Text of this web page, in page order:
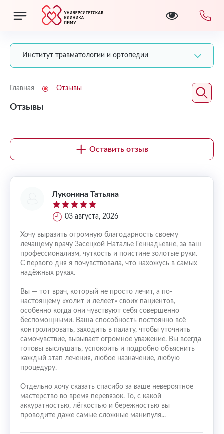
Институт травматологии и ортопедии
Главная Отзывы
Отзывы
Оставить отзыв
Луконина Татьяна
03 августа, 2026
Хочу выразить огромную благодарность своему
лечащему врачу Засецкой Наталье Геннадьевне, за ваш
профессионализм, чуткость и поистине золотые руки.
С первого дня я почувствовала, что нахожусь в самых
надёжных руках.
Вы — тот врач, который не просто лечит, а по-
настоящему «холит и лелеет» своих пациентов,
особенно когда они чувствуют себя совершенно
беспомощными. Ваша способность постоянно всё
контролировать, заходить в палату, чтобы уточнить
самочувствие, вызывает огромное уважение. Вы всегда
готовы выслушать, успокоить и подробно объяснить
каждый этап лечения, любое назначение, любую
процедуру.
Отдельно хочу сказать спасибо за ваше невероятное
мастерство во время перевязок. То, с какой
аккуратностью, лёгкостью и бережностью вы
проводите даже самые сложные манипуля...